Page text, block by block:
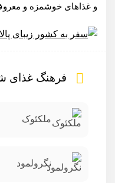
و غذاهای خوشمزه و معروف
فرهنگ غذای
ملکئوک
نگرولمود